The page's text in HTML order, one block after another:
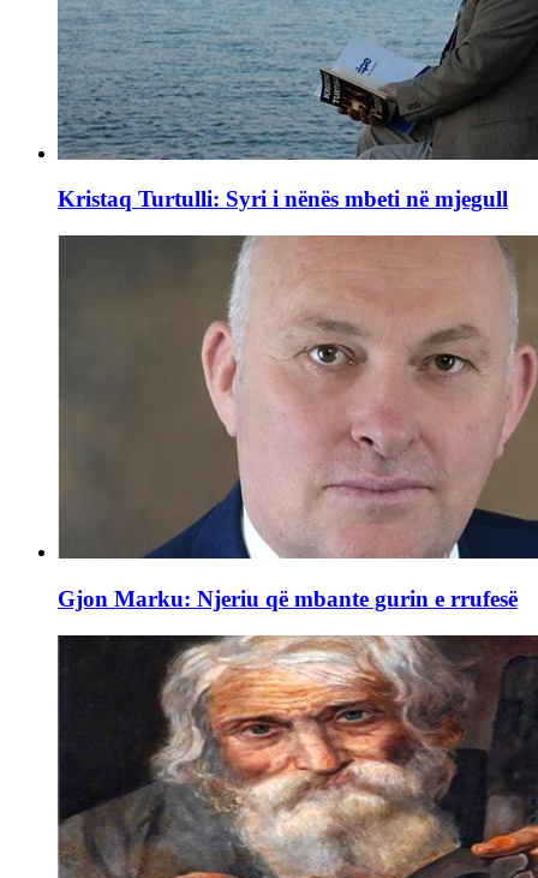
Kristaq Turtulli: Syri i nënës mbeti në mjegull
Gjon Marku: Njeriu që mbante gurin e rrufesë